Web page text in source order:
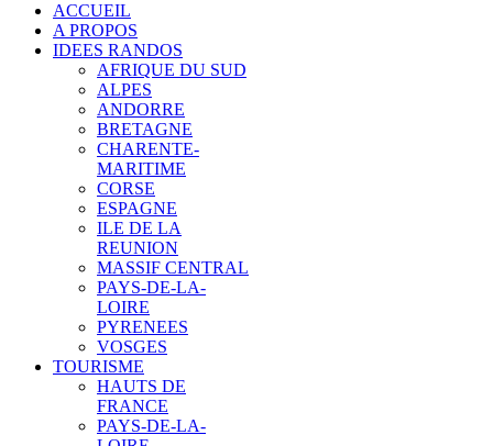
ACCUEIL
A PROPOS
IDEES RANDOS
AFRIQUE DU SUD
ALPES
ANDORRE
BRETAGNE
CHARENTE-
MARITIME
CORSE
ESPAGNE
ILE DE LA
REUNION
MASSIF CENTRAL
PAYS-DE-LA-
LOIRE
PYRENEES
VOSGES
TOURISME
HAUTS DE
FRANCE
PAYS-DE-LA-